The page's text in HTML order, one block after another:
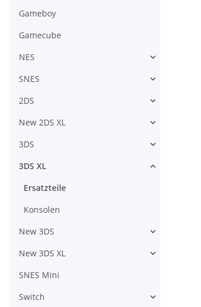
Gameboy
Gamecube
NES
SNES
2DS
New 2DS XL
3DS
3DS XL
Ersatzteile
Konsolen
New 3DS
New 3DS XL
SNES Mini
Switch